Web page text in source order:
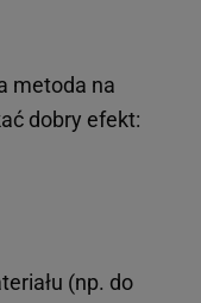
metoda na
dobry efekt:
(np. do